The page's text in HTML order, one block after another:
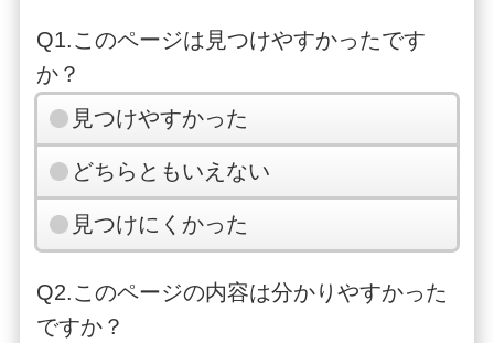
Q1.このページは見つけやすかったです
か？
見つけやすかった
どちらともいえない
見つけにくかった
Q2.このページの内容は分かりやすかった
ですか？